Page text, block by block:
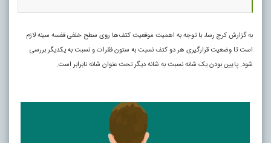
به گزارش کرج رسا، با توجه به اهمیت موقعیت کتف‌ها روی سطح خلفی قفسه سینه لازم
است تا وضعیت قرارگیری هر دو کتف نسبت به ستون فقرات و نسبت به یکدیگر بررسی
شود. پایین بودن یک شانه نسبت به شانه دیگر تحت عنوان شانه نابرابر است.